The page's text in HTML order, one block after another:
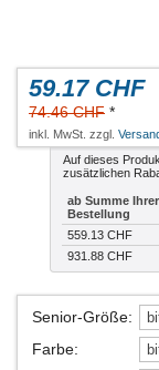
59.17 CHF
74.46 CHF *
inkl. MwSt. zzgl.
Auf dieses
zusätzlichen
ab Summe Ihrer
Bestellung
559.13 CHF
931.88 CHF
Senior-Größe:
Farbe: